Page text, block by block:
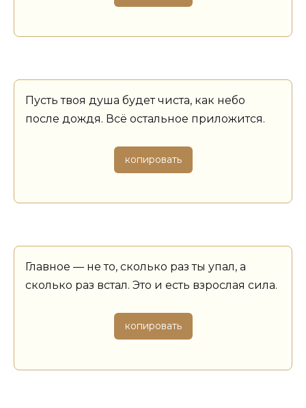
Пусть твоя душа будет чиста, как небо
после дождя. Всё остальное приложится.
копировать
Главное — не то, сколько раз ты упал, а
сколько раз встал. Это и есть взрослая сила.
копировать